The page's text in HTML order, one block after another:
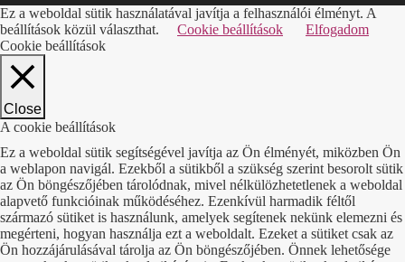
Ez a weboldal sütik használatával javítja a felhasználói élményt. A
beállítások közül választhat.
Cookie beállítások
Elfogadom
Cookie beállítások
Close
A cookie beállítások
Ez a weboldal sütik segítségével javítja az Ön élményét, miközben Ön
a weblapon navigál. Ezekből a sütikből a szükség szerint besorolt sütik
az Ön böngészőjében tárolódnak, mivel nélkülözhetetlenek a weboldal
alapvető funkcióinak működéséhez. Ezenkívül harmadik féltől
származó sütiket is használunk, amelyek segítenek nekünk elemezni és
megérteni, hogyan használja ezt a weboldalt. Ezeket a sütiket csak az
Ön hozzájárulásával tárolja az Ön böngészőjében. Önnek lehetősége